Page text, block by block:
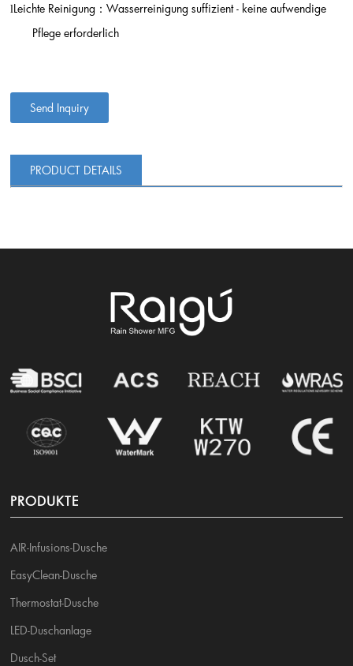
lLeichte Reinigung ：Wasserreinigung suffizient - keine aufwendige
Pflege erforderlich
Send Inquiry
PRODUCT DETAILS
PRODUKTE
AIR-Infusions-Dusche
EasyClean-Dusche
Thermostat-Dusche
LED-Duschanlage
Dusch-Set